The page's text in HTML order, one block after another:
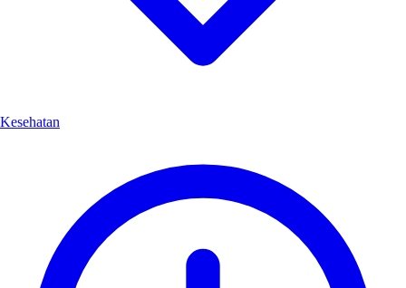
Kesehatan